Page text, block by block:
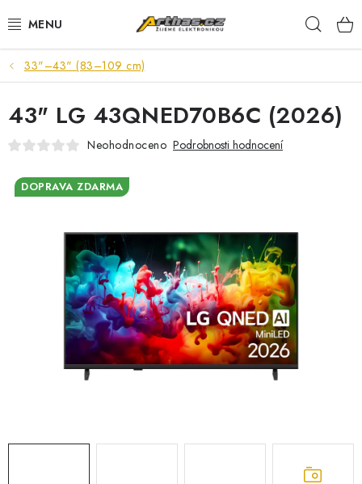
na
TELEFONY, TABLETY
POČÍTAČE, NOTEBOOKY
PRO HRÁČE
ELEKTRONIKA
PŘEDVÁDĚCÍ ELEKTRONIKA
SPOTŘEBIČE
PRO KUTILY
33"–43" (83–109 cm)
43" LG 43QNED70B6C (2026)
Neohodnoceno Podrobnosti hodnocení
DOPRAVA ZDARMA